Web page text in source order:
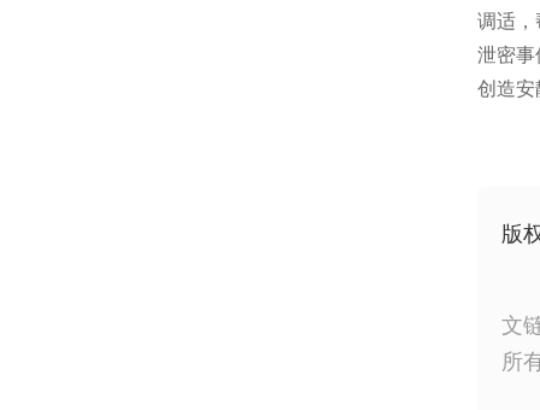
调适，
泄密事
创造安
版
文
所